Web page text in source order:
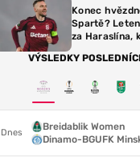
Konec
Spartě?
za Haraslína,
VÝSLEDKY
Dnes
Breidablik Women
Dinamo-BGUFK